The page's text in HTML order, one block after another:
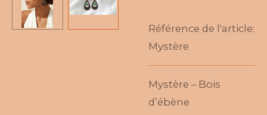
Référence de l'article:
Mystère
Mystère – Bois
d’ébène